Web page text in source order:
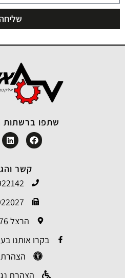
שליחה
קשר
הרצל 76, נהריה
בקרו אותנו
הצהרת
הצהרת
שתפו ברשתות